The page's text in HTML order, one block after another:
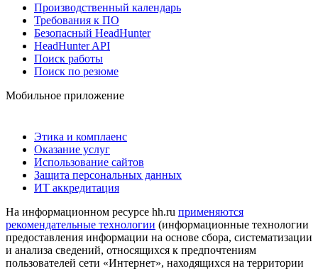
Производственный календарь
Требования к ПО
Безопасный HeadHunter
HeadHunter API
Поиск работы
Поиск по резюме
Мобильное приложение
Этика и комплаенс
Оказание услуг
Использование сайтов
Защита персональных данных
ИТ аккредитация
На информационном ресурсе hh.ru применяются
рекомендательные технологии (информационные технологии
предоставления информации на основе сбора, систематизации
и анализа сведений, относящихся к предпочтениям
пользователей сети «Интернет», находящихся на территории